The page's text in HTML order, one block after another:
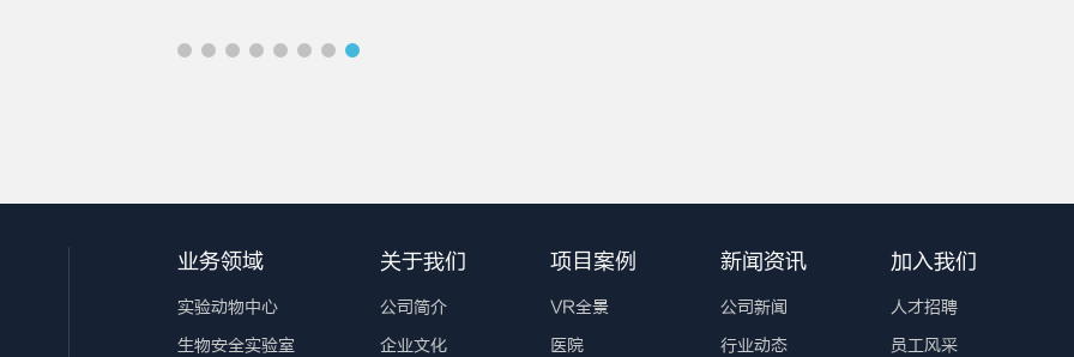
业务领域
实验动物中心
生物安全实验室
关于我们
公司简介
企业文化
项目案例
VR全景
医院
新闻资讯
公司新闻
行业动态
加入我们
人才招聘
员工风采